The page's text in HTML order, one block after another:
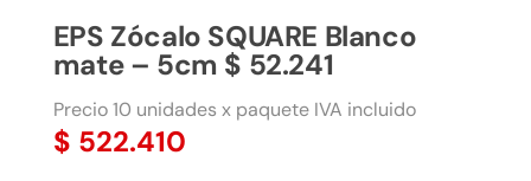
EPS Zócalo SQUARE Blanco
mate – 5cm $ 52.241
Precio 10 unidades x paquete IVA incluido
$ 522.410